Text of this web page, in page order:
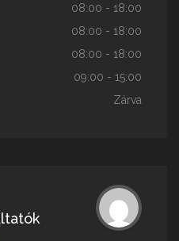
08:00 - 18:00
08:00 - 18:00
08:00 - 18:00
09:00 - 15:00
Zárva